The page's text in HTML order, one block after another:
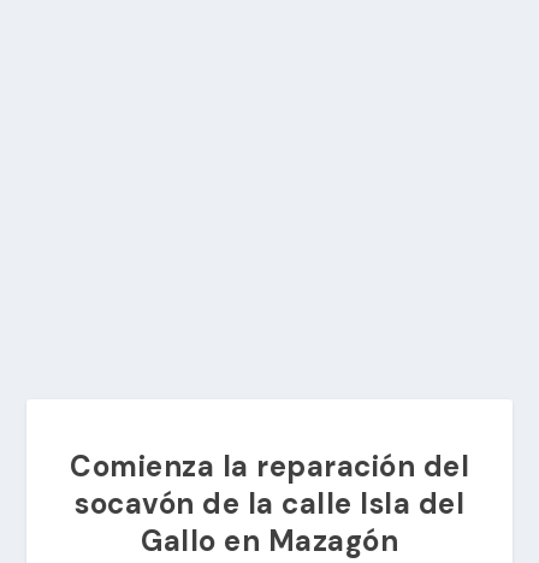
Comienza la reparación del
socavón de la calle Isla del
Gallo en Mazagón